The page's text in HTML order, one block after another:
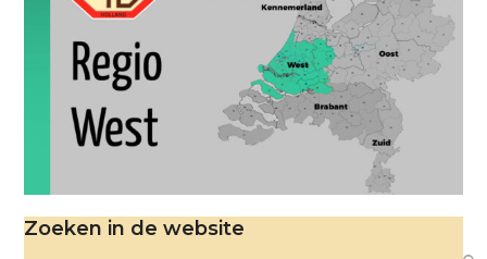
Zoeken in de website